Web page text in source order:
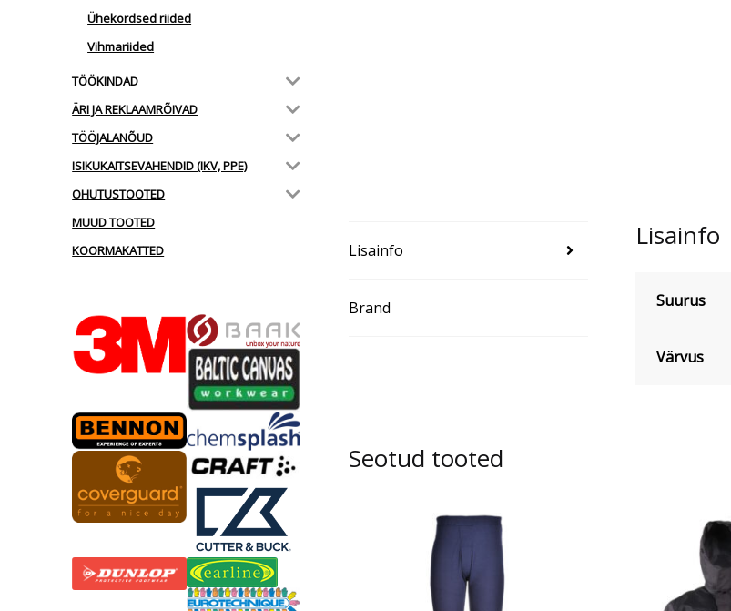
Lisainfo
Brand
Lisainfo
Suurus
Värvus
Seotud tooted
Ühekordsed riided
Vihmariided
TÖÖKINDAD
ÄRI JA REKLAAMRÕIVAD
TÖÖJALANÕUD
ISIKUKAITSEVAHENDID (IKV, PPE)
OHUTUSTOOTED
MUUD TOOTED
KOORMAKATTED